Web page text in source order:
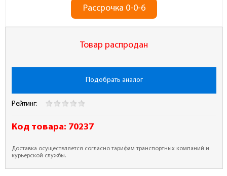
Рассрочка 0-0-6
Товар распродан
Подобрать аналог
Рейтинг:
Код товара: 70237
Доставка осуществляется согласно тарифам транспортных компаний и
курьерской службы.